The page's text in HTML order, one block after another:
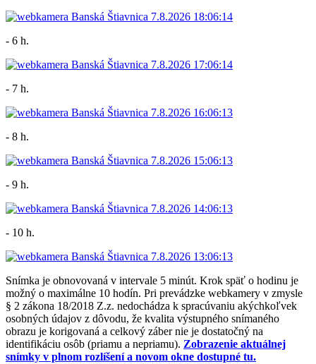
- 6 h.
- 7 h.
- 8 h.
- 9 h.
- 10 h.
Snímka je obnovovaná v intervale 5 minút. Krok späť o hodinu je
možný o maximálne 10 hodín. Pri prevádzke webkamery v zmysle
§ 2 zákona 18/2018 Z.z. nedochádza k spracúvaniu akýchkoľvek
osobných údajov z dôvodu, že kvalita výstupného snímaného
obrazu je korigovaná a celkový záber nie je dostatočný na
identifikáciu osôb (priamu a nepriamu). Zobrazenie aktuálnej
snímky v plnom rozlíšení a novom okne dostupné tu.